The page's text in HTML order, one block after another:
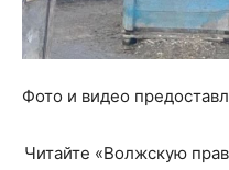
Фото и видео
Читайте «Волжскую